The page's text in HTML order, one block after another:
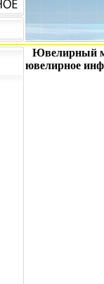
Ювелирный
ювелирное